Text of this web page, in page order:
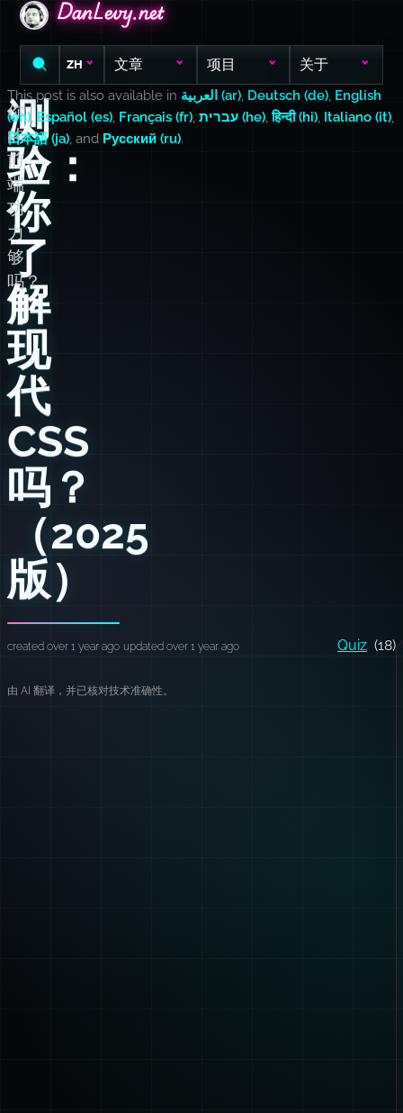
DanLevy.net
DanLevy.net
DanLevy.net
ZH 文章 项目 关于
测
验：
你
了
解
现
代
CSS
吗？
（2025
版）
你
的
前
端
功
力
够
吗？
This post is also available in العربية (ar), Deutsch (de), English
(en), Español (es), Français (fr), עברית (he),हिन्दी (hi), Italiano (it),
日本語 (ja), and Русский (ru).
created over 1 year ago updated over 1 year ago Quiz (18)
由 AI 翻译，并已核对技术准确性。